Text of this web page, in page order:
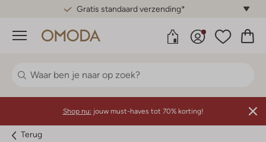
Gratis standaard verzending*
Menu
Shop nu: jouw must-haves tot 70% korting!
Terug